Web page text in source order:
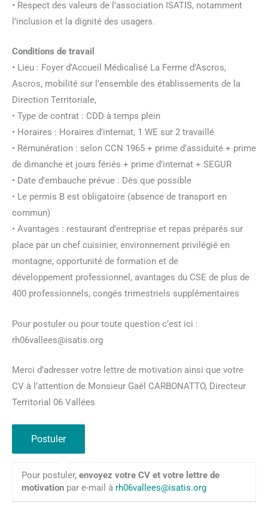
• Respect des valeurs de l’association ISATIS, notamment
l’inclusion et la dignité des usagers.
Conditions de travail
• Lieu : Foyer d’Accueil Médicalisé La Ferme d’Ascros,
Ascros, mobilité sur l’ensemble des établissements de la
Direction Territoriale,
• Type de contrat : CDD à temps plein
• Horaires : Horaires d’internat, 1 WE sur 2 travaillé
• Rémunération : selon CCN 1965 + prime d’assiduité + prime
de dimanche et jours fériés + prime d’internat + SEGUR
• Date d’embauche prévue : Dès que possible
• Le permis B est obligatoire (absence de transport en
commun)
• Avantages : restaurant d’entreprise et repas préparés sur
place par un chef cuisinier, environnement privilégié en
montagne, opportunité de formation et de
développement professionnel, avantages du CSE de plus de
400 professionnels, congés trimestriels supplémentaires
Pour postuler ou pour toute question c’est ici :
rh06vallees@isatis.org
Merci d’adresser votre lettre de motivation ainsi que votre
CV à l’attention de Monsieur Gaël CARBONATTO, Directeur
Territorial 06 Vallées
Pour postuler, envoyez votre CV et votre lettre de
motivationpar e-mail à rh06vallees@isatis.org